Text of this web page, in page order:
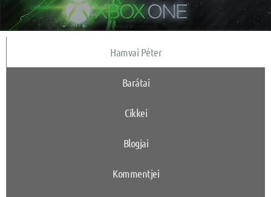
Hamvai Péter
Barátai
Cikkei
Blogjai
Kommentjei